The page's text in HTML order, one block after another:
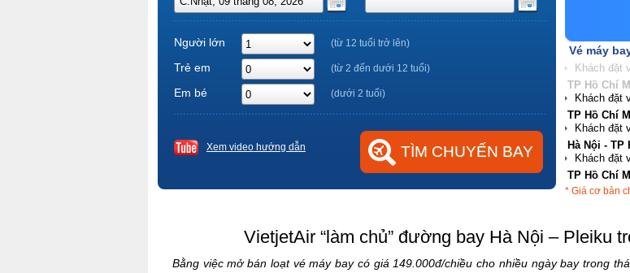
Người lớn (từ 12 tuổi trở lên)
Trẻ em (từ 2 đến dưới 12 tuổi)
Em bé (dưới 2 tuổi)
Xem video hướng dẫn
Vé máy
TP Hồ Chí
Hà Nội - TP
TP Hồ Chí
Hà Nội - Đà
* Giá cơ bản
VietjetAir “làm chủ” đường bay Hà Nội – Pleiku
Bằng việc mở bán loạt vé máy bay có giá 149.000đ/chiều cho nhiều ngày bay trong